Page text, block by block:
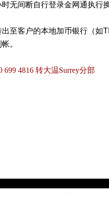
时无间断自行登录金网通执行
至客户的本地加币银行（如
。
699 4816 转大温Surrey分部